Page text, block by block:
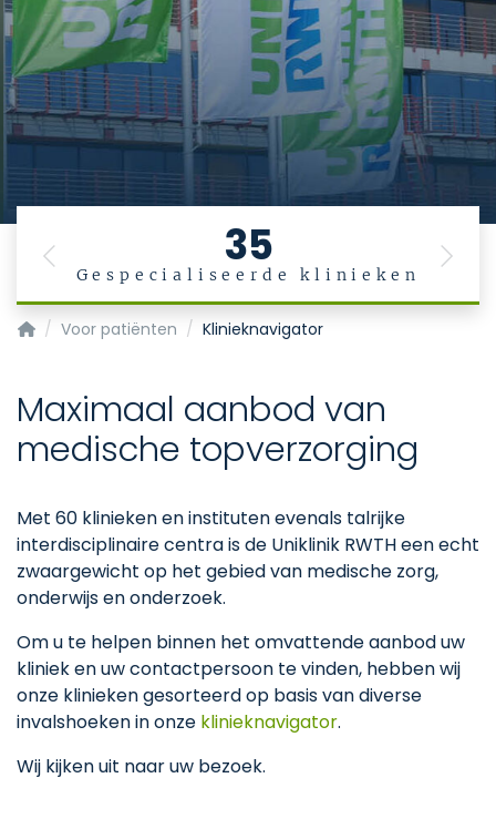
35
Gespecialiseerde klinieken
Previous Next
Startpagina
Voor patiënten Klinieknavigator
Maximaal aanbod van
medische topverzorging
Met 60 klinieken en instituten evenals talrijke
interdisciplinaire centra is de Uniklinik RWTH een echt
zwaargewicht op het gebied van medische zorg,
onderwijs en onderzoek.
Om u te helpen binnen het omvattende aanbod uw
kliniek en uw contactpersoon te vinden, hebben wij
onze klinieken gesorteerd op basis van diverse
invalshoeken in onze klinieknavigator.
Wij kijken uit naar uw bezoek.